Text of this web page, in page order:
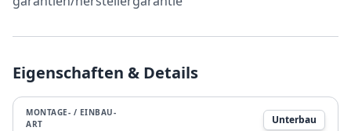
Eigenschaften & Details
MONTAGE- / EINBAU-
ART
Unterbau